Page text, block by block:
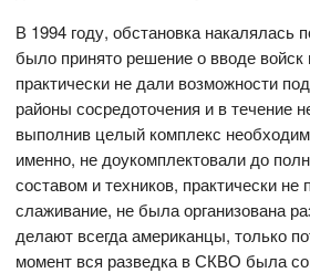
В 1994 году, обстановка накалялась
было принято решение о вводе
практически не дали возможности
районы сосредоточения и в течение
выполнив целый комплекс
именно, не доукомплектовали до
составом и техников, практически не
слаживание, не была организована
делают всегда американцы, только
момент вся разведка в СКВО была